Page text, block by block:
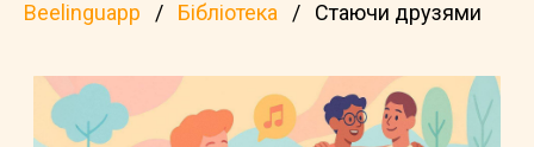
Beelinguapp Бібліотека Стаючи друзями